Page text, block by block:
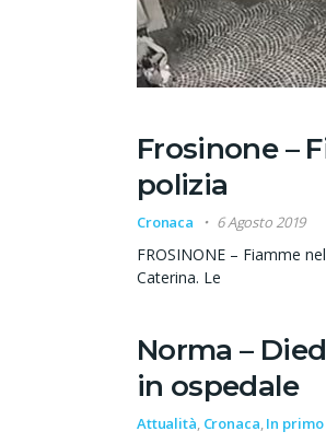
Frosinone –
polizia
Cronaca 6 Agosto 2019
FROSINONE – Fiamme
Caterina. Le
Norma –
in ospedale
Attualità, Cronaca,In